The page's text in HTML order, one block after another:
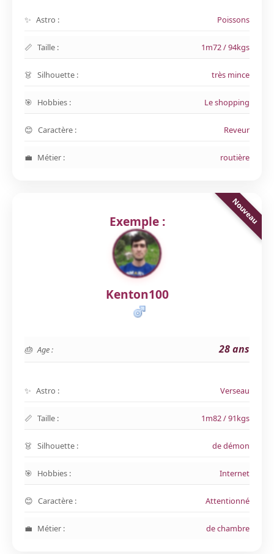
Astro : Poissons
Taille : 1m72 / 94kgs
Silhouette : très mince
Hobbies : Le shopping
Caractère : Reveur
Métier : routière
Exemple :
Kenton100
Age : 28 ans
Astro : Verseau
Taille : 1m82 / 91kgs
Silhouette : de démon
Hobbies : Internet
Caractère : Attentionné
Métier : de chambre